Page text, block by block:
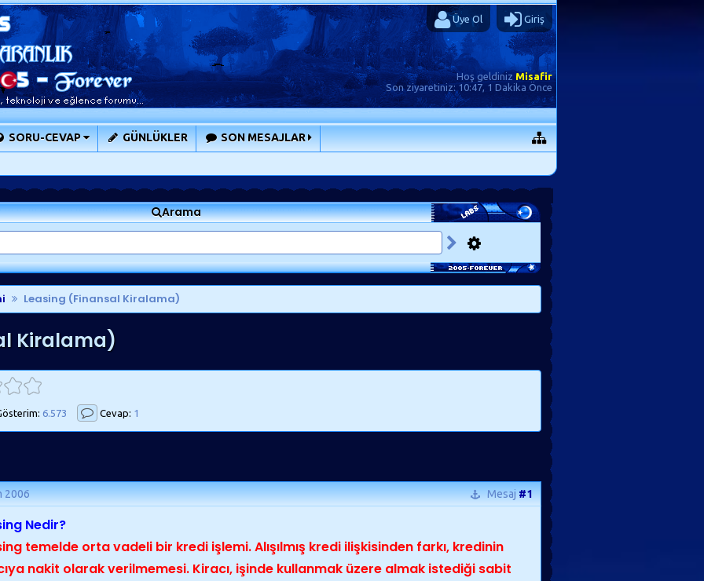
Üye Ol Giriş
Hoş geldiniz Misafir
Son ziyaretiniz:10:47, 1 Dakika Önce
SORU-CEVAP GÜNLÜKLER SON MESAJLAR
Arama
Leasing (Finansal Kiralama)
Kiralama)
6.573 Cevap: 1
2006 Mesaj#1
Nedir?
temelde orta vadeli bir kredi işlemi. Alışılmış kredi ilişkisinden farkı, kredinin
nakit olarak verilmemesi. Kiracı, işinde kullanmak üzere almak istediği sabit